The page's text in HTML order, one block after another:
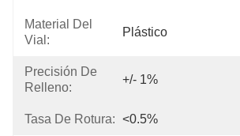
Material Del
Vial:
Plástico
Precisión De
Relleno:
+/- 1%
Tasa De Rotura: <0.5%